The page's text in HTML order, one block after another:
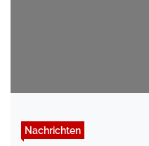
Nachrichten